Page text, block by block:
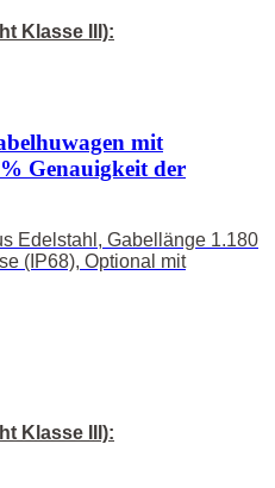
Klasse III):
mit
Genauigkeit der
Edelstahl, Gabellänge 1.180
(IP68), Optional mit
Klasse III):